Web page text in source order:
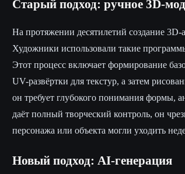
Старый подход: ручное 3D-
На протяжении десятилетий создание
Художники использовали такие
Этот процесс включает формирование
UV-развёртки для текстур, а затем
он требует глубокого понимания формы,
даёт полный творческий контроль, он
персонажа или объекта могли уходить
Новый подход: AI-генерация